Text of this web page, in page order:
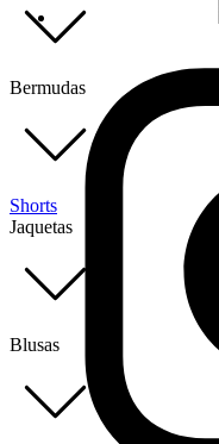
Bermudas
Shorts
Jaquetas
Blusas